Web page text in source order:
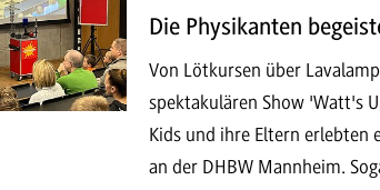
Die Physikanten
Von Lötkursen über
spektakulären Show 'Watt's
Kids und ihre Eltern erlebten
an der DHBW Mannheim.